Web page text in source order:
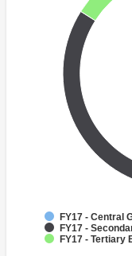
FY17 - Central
FY17 -
FY17 - Tertiary